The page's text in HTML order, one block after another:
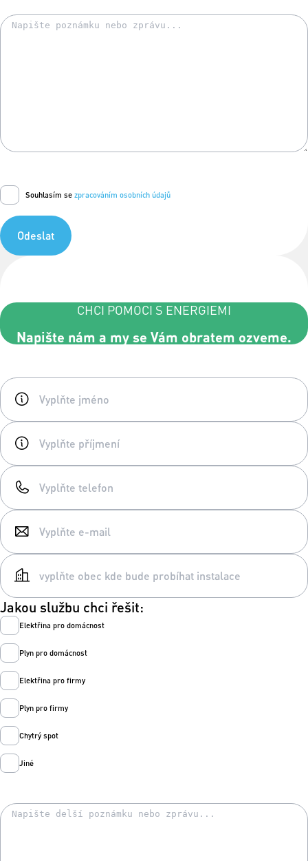
Souhlasím se zpracováním osobních údajů
Odeslat
CHCI POMOCI S ENERGIEMI
Napište nám a my se Vám obratem ozveme.
Jakou službu chci řešit:
Elektřina pro domácnost
Plyn pro domácnost
Elektřina pro firmy
Plyn pro firmy
Chytrý spot
Jiné